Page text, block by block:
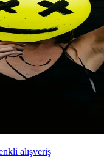
alışveriş